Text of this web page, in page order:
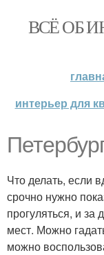
ВСЁ ОБ
интерьер для
Что делать, если
срочно нужно
прогуляться, и за
мест. Можно
можно